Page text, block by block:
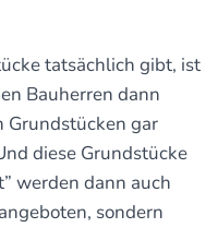
tatsächlich gibt, ist
Bauherren dann
Grundstücken gar
diese Grundstücke
werden dann auch
sondern